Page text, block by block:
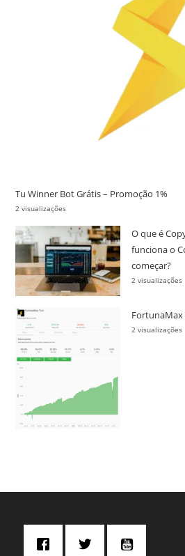
Tu Winner Bot Grátis – Promoção 1%
2 visualizações
O que é
funciona o
começar?
2 visualizações
FortunaMax
2 visualizações